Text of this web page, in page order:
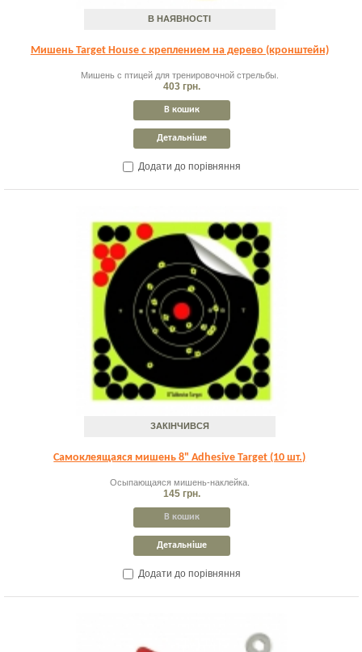
В НАЯВНОСТІ
Мишень Target House с креплением на дерево (кронштейн)
Мишень с птицей для тренировочной стрельбы.
403 грн.
В кошик
Детальніше
Додати до порівняння
ЗАКІНЧИВСЯ
Самоклеящаяся мишень 8" Adhesive Target (10 шт.)
Осыпающаяся мишень-наклейка.
145 грн.
В кошик
Детальніше
Додати до порівняння